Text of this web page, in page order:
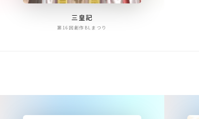
三皇記
第16回創作BLまつり